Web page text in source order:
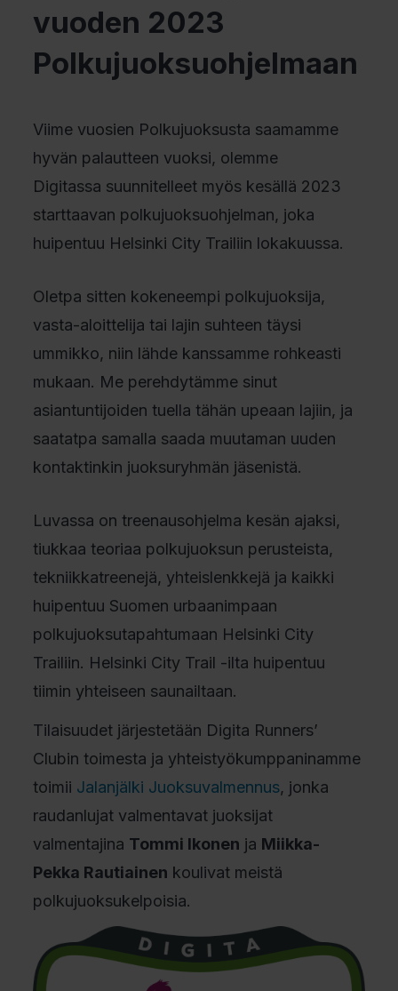
vuoden 2023
Polkujuoksuohjelmaan
Viime vuosien Polkujuoksusta saamamme
hyvän palautteen vuoksi, olemme
Digitassa suunnitelleet myös kesällä 2023
starttaavan polkujuoksuohjelman, joka
huipentuu Helsinki City Trailiin lokakuussa.
Oletpa sitten kokeneempi polkujuoksija,
vasta-aloittelija tai lajin suhteen täysi
ummikko, niin lähde kanssamme rohkeasti
mukaan. Me perehdytämme sinut
asiantuntijoiden tuella tähän upeaan lajiin, ja
saatatpa samalla saada muutaman uuden
kontaktinkin juoksuryhmän jäsenistä.
Luvassa on treenausohjelma kesän ajaksi,
tiukkaa teoriaa polkujuoksun perusteista,
tekniikkatreenejä, yhteislenkkejä ja kaikki
huipentuu Suomen urbaanimpaan
polkujuoksutapahtumaan Helsinki City
Trailiin. Helsinki City Trail -ilta huipentuu
tiimin yhteiseen saunailtaan.
Tilaisuudet järjestetään Digita Runners’
Clubin toimesta ja yhteistyökumppaninamme
toimii Jalanjälki Juoksuvalmennus, jonka
raudanlujat valmentavat juoksijat
valmentajina Tommi Ikonen ja Miikka-
Pekka Rautiainen koulivat meistä
polkujuoksukelpoisia.